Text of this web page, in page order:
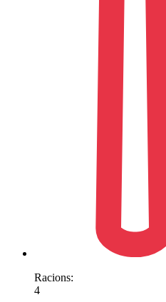
Racions:
4